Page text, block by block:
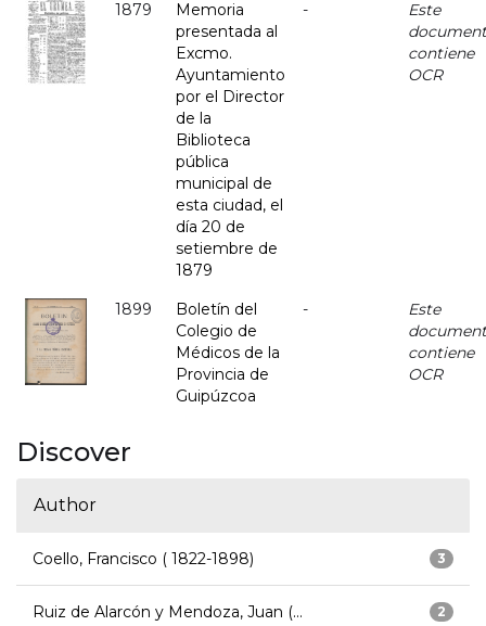
1879
Memoria
presentada al
Excmo.
Ayuntamiento
por el Director
de la
Biblioteca
pública
municipal de
esta ciudad, el
día 20 de
setiembre de
1879
-
Este
contiene
OCR
1899
Boletín del
Colegio de
Médicos de la
Provincia de
Guipúzcoa
-
Este
contiene
OCR
Discover
Author
3
Coello, Francisco ( 1822-1898)
2
Ruiz de Alarcón y Mendoza, Juan (...